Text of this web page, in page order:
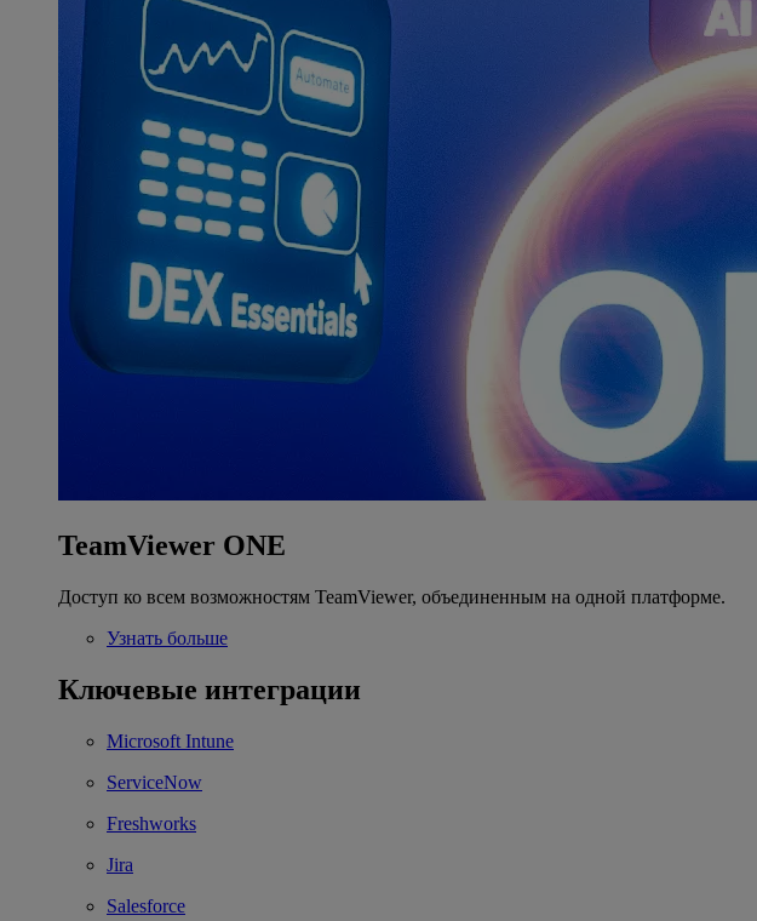
TeamViewer ONE
Доступ ко всем возможностям TeamViewer, объединенным на одной платформе.
Узнать больше
Ключевые интеграции
Microsoft Intune
ServiceNow
Freshworks
Jira
Salesforce